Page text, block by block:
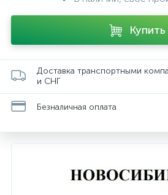
Купить
Доставка транспортными
и СНГ
Безналичная оплата